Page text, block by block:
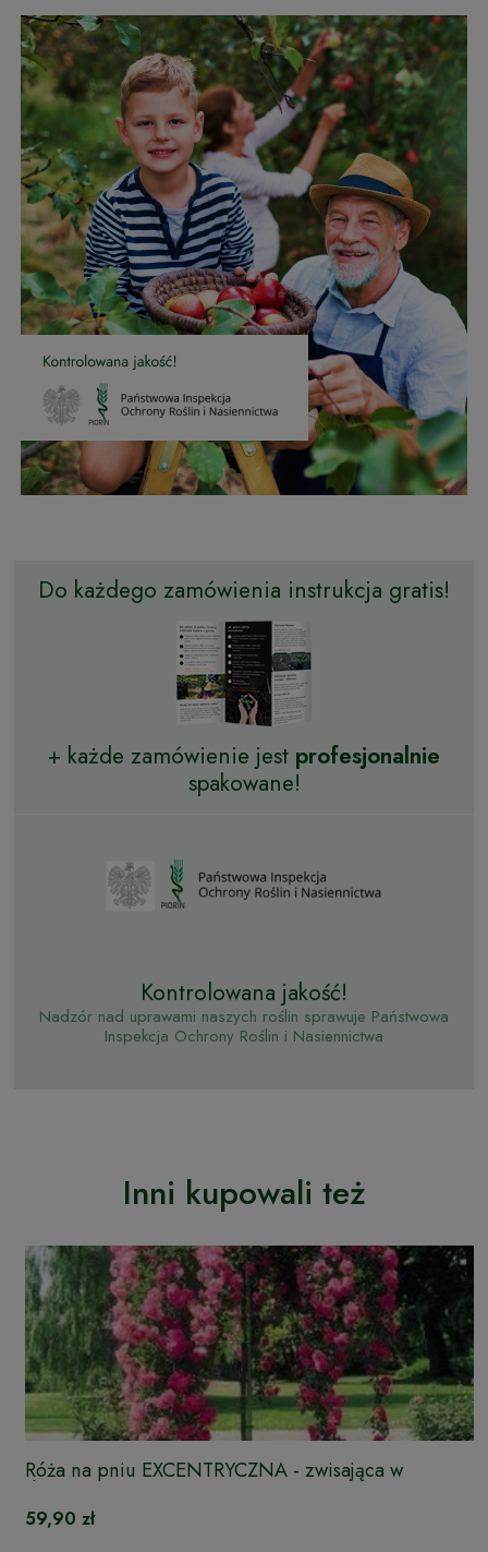
Do każdego zamówienia instrukcja gratis!
+ każde zamówienie jest profesjonalnie
spakowane!
Kontrolowana jakość!
Nadzór nad uprawami naszych roślin sprawuje Państwowa
Inspekcja Ochrony Roślin i Nasiennictwa
Inni kupowali też
Róża na pniu EXCENTRYCZNA - zwisająca w
doniczce
59,90 zł